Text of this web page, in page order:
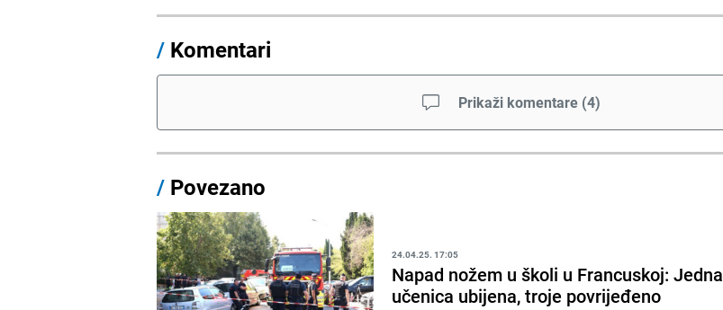
/ Komentari
Prikaži komentare (4)
/ Povezano
24.04.25. 17:05
Napad nožem u školi u Francuskoj: Jedna
učenica ubijena, troje povrijeđeno